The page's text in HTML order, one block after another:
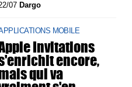
07 Dargo
MOBILE
Invitations
encore,
qui va